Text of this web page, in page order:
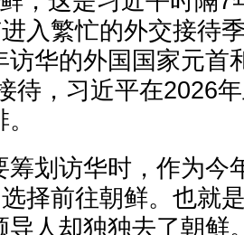
入繁忙的外交接待
访华的外国国家元首
待，习近平在2026
筹划访华时，作为今
择前往朝鲜。也就
导人却独独去了朝鲜